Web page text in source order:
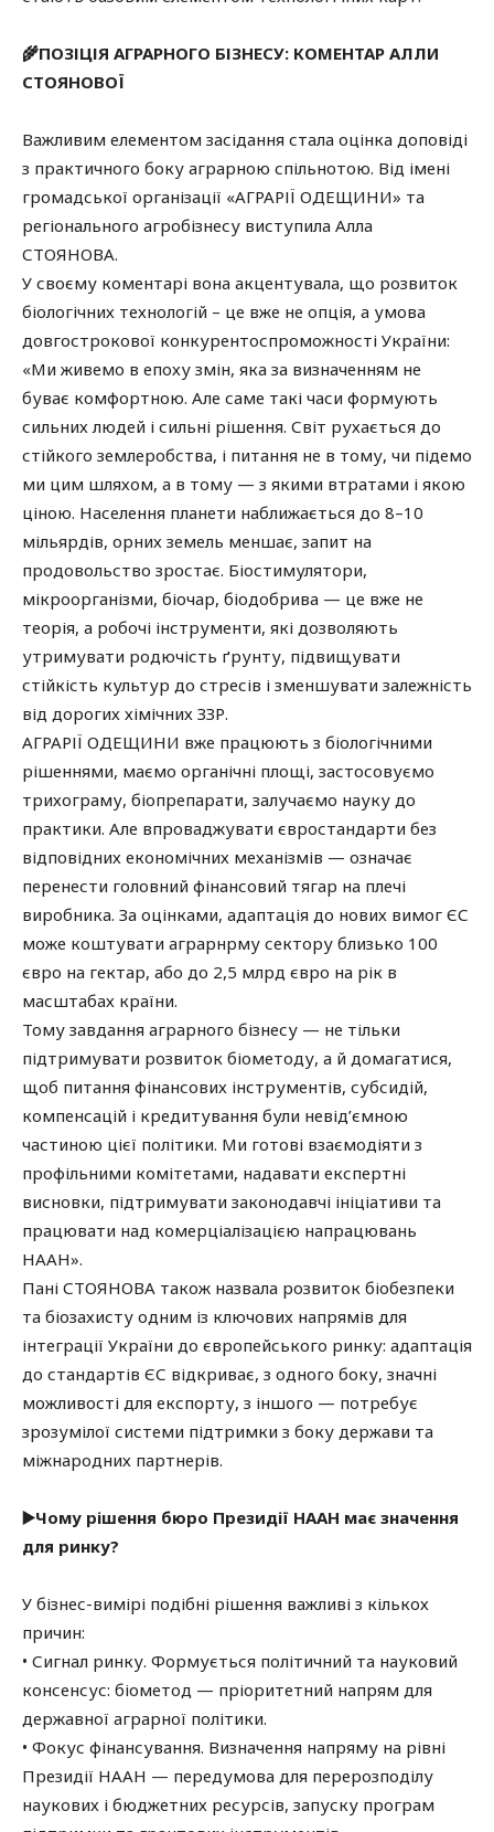
🌾ПОЗІЦІЯ АГРАРНОГО БІЗНЕСУ: КОМЕНТАР АЛЛИ
СТОЯНОВОЇ
Важливим елементом засідання стала оцінка доповіді
з практичного боку аграрною спільнотою. Від імені
громадської організації «АГРАРІЇ ОДЕЩИНИ» та
регіонального агробізнесу виступила Алла
СТОЯНОВА.
У своєму коментарі вона акцентувала, що розвиток
біологічних технологій – це вже не опція, а умова
довгострокової конкурентоспроможності України:
«Ми живемо в епоху змін, яка за визначенням не
буває комфортною. Але саме такі часи формують
сильних людей і сильні рішення. Світ рухається до
стійкого землеробства, і питання не в тому, чи підемо
ми цим шляхом, а в тому — з якими втратами і якою
ціною. Населення планети наближається до 8–10
мільярдів, орних земель меншає, запит на
продовольство зростає. Біостимулятори,
мікроорганізми, біочар, біодобрива — це вже не
теорія, а робочі інструменти, які дозволяють
утримувати родючість ґрунту, підвищувати
стійкість культур до стресів і зменшувати залежність
від дорогих хімічних ЗЗР.
АГРАРІЇ ОДЕЩИНИ вже працюють з біологічними
рішеннями, маємо органічні площі, застосовуємо
трихограму, біопрепарати, залучаємо науку до
практики. Але впроваджувати євростандарти без
відповідних економічних механізмів — означає
перенести головний фінансовий тягар на плечі
виробника. За оцінками, адаптація до нових вимог ЄС
може коштувати аграрнрму сектору близько 100
євро на гектар, або до 2,5 млрд євро на рік в
масштабах країни.
Тому завдання аграрного бізнесу — не тільки
підтримувати розвиток біометоду, а й домагатися,
щоб питання фінансових інструментів, субсидій,
компенсацій і кредитування були невід’ємною
частиною цієї політики. Ми готові взаємодіяти з
профільними комітетами, надавати експертні
висновки, підтримувати законодавчі ініціативи та
працювати над комерціалізацією напрацювань
НААН».
Пані СТОЯНОВА також назвала розвиток біобезпеки
та біозахисту одним із ключових напрямів для
інтеграції України до європейського ринку: адаптація
до стандартів ЄС відкриває, з одного боку, значні
можливості для експорту, з іншого — потребує
зрозумілої системи підтримки з боку держави та
міжнародних партнерів.
▶️Чому рішення бюро Президії НААН має значення
для ринку?
У бізнес-вимірі подібні рішення важливі з кількох
причин:
• Сигнал ринку. Формується політичний та науковий
консенсус: біометод — пріоритетний напрям для
державної аграрної політики.
• Фокус фінансування. Визначення напряму на рівні
Президії НААН — передумова для перерозподілу
наукових і бюджетних ресурсів, запуску програм